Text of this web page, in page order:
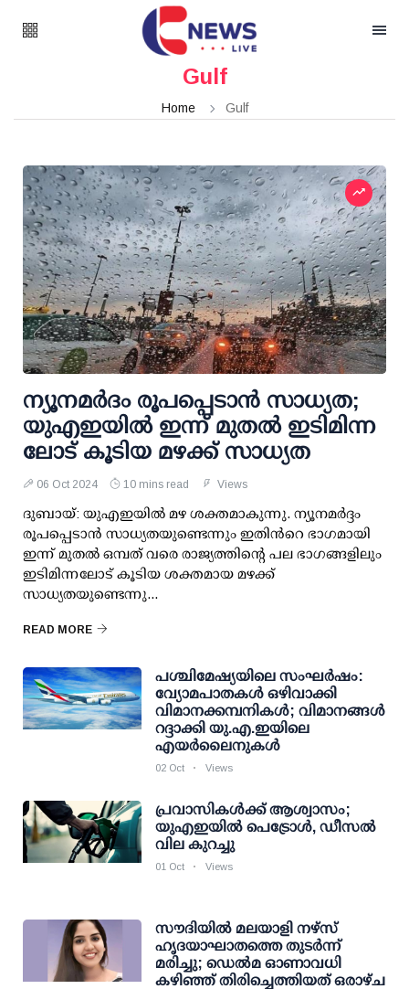
Gulf
Home Gulf
ന്യൂനമര്‍ദം രൂപപ്പെടാൻ സാധ്യത;
യുഎഇയിൽ ഇ​ന്ന് ​മു​ത​ൽ ഇ​ടി​മി​ന്ന​
ലോ​ട്​ കൂ​ടി​യ മ​ഴ​ക്ക്​ സാ​ധ്യ​ത
06 Oct 2024 10 mins read Views
ദുബായ്: യുഎഇയിൽ മഴ ശക്തമാകുന്നു. ന്യൂനമർദ്ദം
രൂപപ്പെടാൻ സാധ്യതയുണ്ടെന്നും ഇതിൻറെ ഭാഗമായി
ഇന്ന് മുതൽ ഒമ്പത് വരെ രാജ്യത്തിന്റെ പല ഭാഗങ്ങളിലും
ഇടിമിന്നലോട് കൂടിയ ശക്തമായ മഴക്ക്
സാധ്യതയുണ്ടെന്നു...
READ MORE
പശ്ചിമേഷ്യയിലെ സംഘര്‍ഷം:
വ്യോമപാതകള്‍ ഒഴിവാക്കി
വിമാനക്കമ്പനികള്‍; വിമാനങ്ങള്‍
റദ്ദാക്കി യു.എ.ഇയിലെ
എയര്‍ലൈനുകള്‍
02 Oct Views
പ്രവാസികൾക്ക് ആശ്വാസം;
യുഎഇയിൽ പെട്രോൾ, ഡീസൽ
വില കുറച്ചു
01 Oct Views
സൗദിയിൽ മലയാളി നഴ്‌സ്
ഹൃദയാഘാതത്തെ തുടര്‍ന്ന്
മരിച്ചു; ഡെല്‍മ ഓണാവധി
കഴിഞ്ഞ് തിരിച്ചെത്തിയത് ഒരാഴ്ച